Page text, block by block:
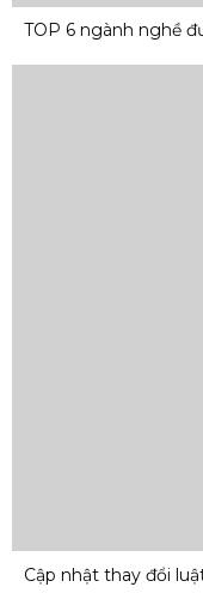
TOP 6 ngành nghề
Cập nhật thay đổi